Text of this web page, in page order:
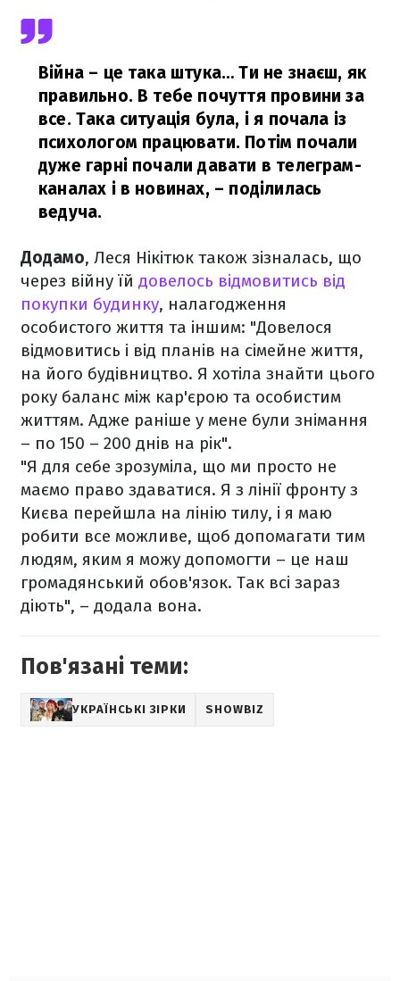
Війна – це така штука… Ти не знаєш, як
правильно. В тебе почуття провини за
все. Така ситуація була, і я почала із
психологом працювати. Потім почали
дуже гарні почали давати в телеграм-
каналах і в новинах, – поділилась
ведуча.
Додамо, Леся Нікітюк також зізналась, що
через війну їй довелось відмовитись від
покупки будинку, налагодження
особистого життя та іншим: "Довелося
відмовитись і від планів на сімейне життя,
на його будівництво. Я хотіла знайти цього
року баланс між кар'єрою та особистим
життям. Адже раніше у мене були знімання
– по 150 – 200 днів на рік".
"Я для себе зрозуміла, що ми просто не
маємо право здаватися. Я з лінії фронту з
Києва перейшла на лінію тилу, і я маю
робити все можливе, щоб допомагати тим
людям, яким я можу допомогти – це наш
громадянський обов'язок. Так всі зараз
діють", – додала вона.
Пов'язані теми:
УКРАЇНСЬКІ ЗІРКИ SHOWBIZ